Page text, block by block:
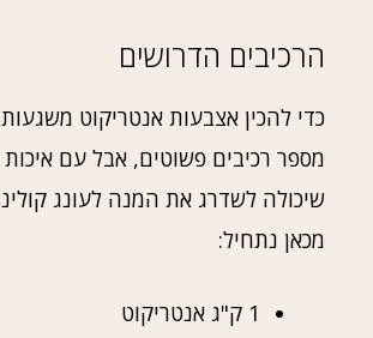
הרכיבים הדרושים
כדי להכין אצבעות אנטריקוט
מספר רכיבים פשוטים, אבל עם
שיכולה לשדרג את המנה לעונג
מכאן נתחיל:
1 ק"ג אנטריקוט